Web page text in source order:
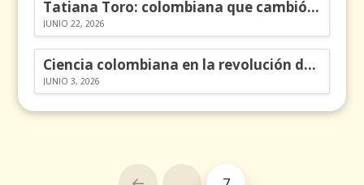
Tatiana Toro: colombiana que cambió la historia de las matemáticas
JUNIO 22, 2026
Ciencia colombiana en la revolución de los órganos en chips
JUNIO 3, 2026